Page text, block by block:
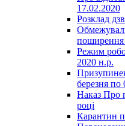
17.02.2020
Розклад
поширення
Режим
2020 н.р.
березня по
Наказ Про
році
Карантин